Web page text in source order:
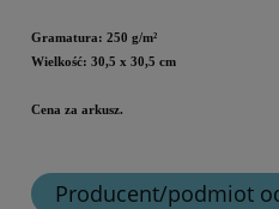
Gramatura: 250 g/m²
Wielkość: 30,5 x 30,5 cm
Cena za arkusz.
Producent/podmiot